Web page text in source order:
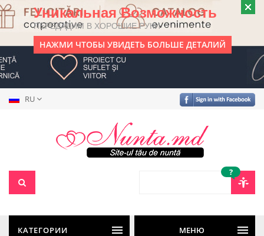
Уникальная Возможность
ПЕРЕДАДИМ В ХОРОШИЕ РУКИ
НАЖМИ ЧТОБЫ УВИДЕТЬ БОЛЬШЕ ДЕТАЛИЙ
RU
?
КАТЕГОРИИ МЕНЮ